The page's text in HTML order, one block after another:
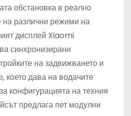
обстановка в реално
различни режими на
дисплей Xiaomi
синхронизирани
на задвижването и
което дава на водачите
конфигурацията на техния
предлага пет модулни